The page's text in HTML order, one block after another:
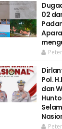
02
Peter
Pol.
dan
Peter